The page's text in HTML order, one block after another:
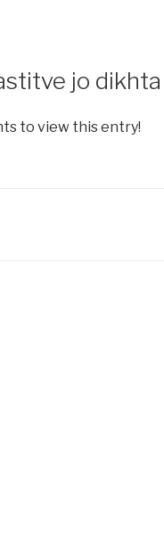
jo dikhta
to view this entry!